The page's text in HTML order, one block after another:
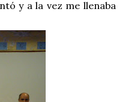
y a la vez me llenaba